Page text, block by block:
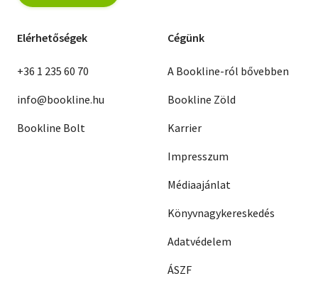
Elérhetőségek
+36 1 235 60 70
info@bookline.hu
Bookline Bolt
Cégünk
A Bookline-ról bővebben
Bookline Zöld
Karrier
Impresszum
Médiaajánlat
Könyvnagykereskedés
Adatvédelem
ÁSZF